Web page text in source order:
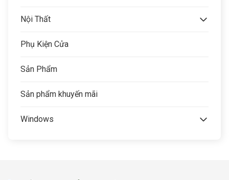
Nội Thất
Phụ Kiện Cửa
Sản Phẩm
Sản phẩm khuyến mãi
Windows